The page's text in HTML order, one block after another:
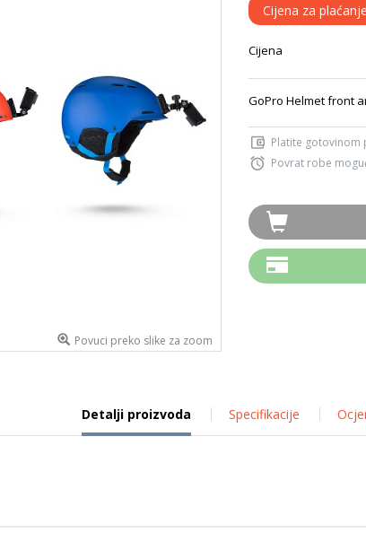
Povuci preko slike za zoom
Cijena za
Cijena
GoPro Helmet front
Platite gotovinom
Povrat robe
Detalji proizvoda Specifikacije